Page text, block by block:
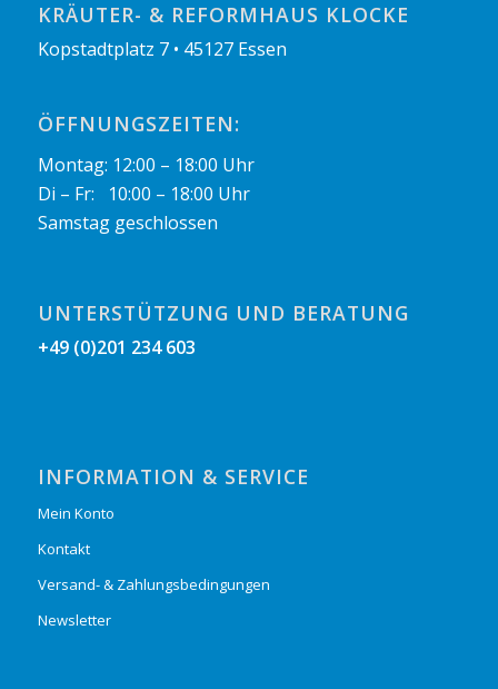
KRÄUTER- & REFORMHAUS KLOCKE
Kopstadtplatz 7 • 45127 Essen
ÖFFNUNGSZEITEN:
Montag: 12:00 – 18:00 Uhr
Di – Fr: 10:00 – 18:00 Uhr
Samstag geschlossen
UNTERSTÜTZUNG UND BERATUNG
+49 (0)201 234 603
INFORMATION & SERVICE
Mein Konto
Kontakt
Versand- & Zahlungsbedingungen
Newsletter